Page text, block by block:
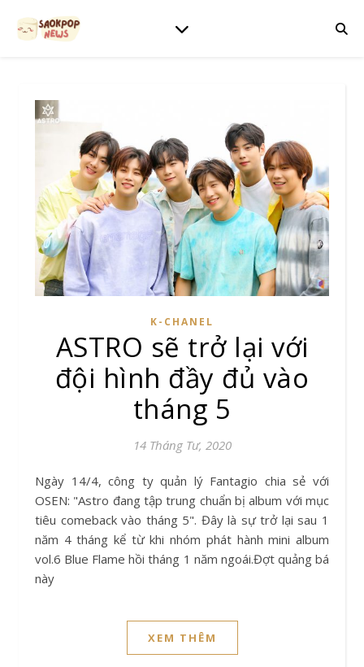
K-CHANEL
ASTRO sẽ trở lại với
đội hình đầy đủ vào
tháng 5
14 Tháng Tư, 2020
Ngày 14/4, công ty quản lý Fantagio chia sẻ với
OSEN: "Astro đang tập trung chuẩn bị album với mục
tiêu comeback vào tháng 5". Đây là sự trở lại sau 1
năm 4 tháng kể từ khi nhóm phát hành mini album
vol.6 Blue Flame hồi tháng 1 năm ngoái.Đợt quảng bá
này
XEM THÊM